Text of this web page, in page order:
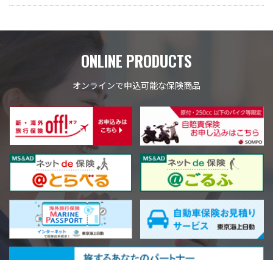
ONLINE PRODUCTS
オンラインで申込可能な保険商品